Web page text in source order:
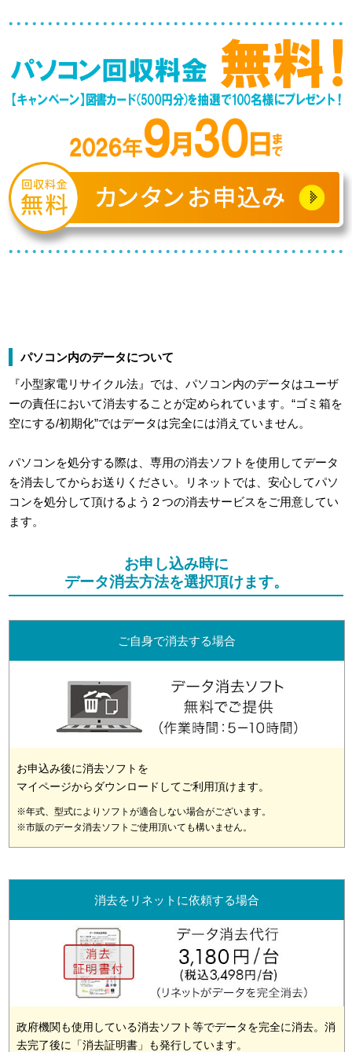
パソコン内のデータについて
『小型家電リサイクル法』では、パソコン内のデータはユーザ
ーの責任において消去することが定められています。“ゴミ箱を
空にする/初期化”ではデータは完全には消えていません。
パソコンを処分する際は、専用の消去ソフトを使用してデータ
を消去してからお送りください。リネットでは、安心してパソ
コンを処分して頂けるよう２つの消去サービスをご用意してい
ます。
お申し込み時に
データ消去方法を選択頂けます。
ご自身で消去する場合
お申込み後に消去ソフトを
マイページからダウンロードしてご利用頂けます。
※年式、型式によりソフトが適合しない場合がございます。
※市販のデータ消去ソフトご使用頂いても構いません。
消去をリネットに依頼する場合
政府機関も使用している消去ソフト等でデータを完全に消去。消
去完了後に「消去証明書」も発行しています。